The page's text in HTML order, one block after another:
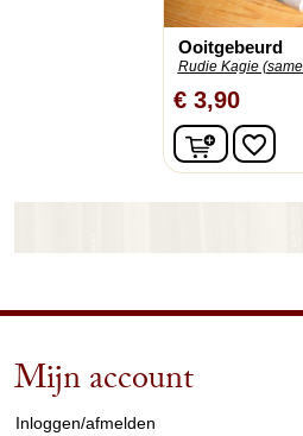
Ooitgebeurd
Rudie Kagie
€ 3,90
Infavorite_border
Mijn account
Inloggen/afmelden